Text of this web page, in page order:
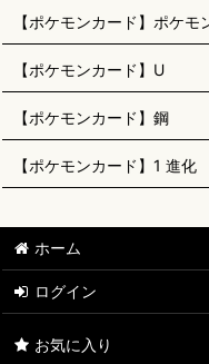
【ポケモンカード】ポケモ
【ポケモンカード】U
【ポケモンカード】鋼
【ポケモンカード】1 進化
ホーム
ログイン
お気に入り